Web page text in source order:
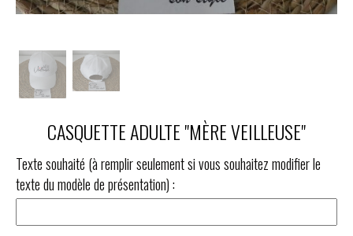
CASQUETTE ADULTE "MÈRE VEILLEUSE"
Texte souhaité (à remplir seulement si vous souhaitez modifier le
texte du modèle de présentation) :